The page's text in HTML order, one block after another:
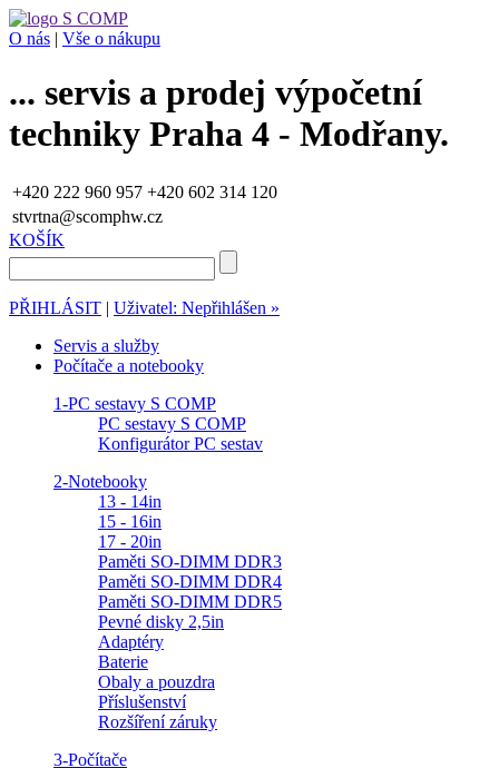
O nás | Vše o nákupu
... servis a prodej výpočetní
techniky Praha 4 - Modřany.
+420 222 960 957 +420 602 314 120
stvrtna@scomphw.cz
KOŠÍK
PŘIHLÁSIT | Uživatel: Nepřihlášen »
Servis a služby
Počítače a notebooky
1-PC sestavy S COMP
PC sestavy S COMP
Konfigurátor PC sestav
2-Notebooky
13 - 14in
15 - 16in
17 - 20in
Paměti SO-DIMM DDR3
Paměti SO-DIMM DDR4
Paměti SO-DIMM DDR5
Pevné disky 2,5in
Adaptéry
Baterie
Obaly a pouzdra
Příslušenství
Rozšíření záruky
3-Počítače